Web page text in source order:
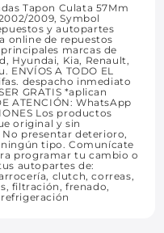
Tapon Culata 57Mm
2009, Symbol
y autopartes
online de repuestos
marcas de
Hyundai, Kia, Renault,
ENVÍOS A TODO EL
despacho inmediato
GRATIS *aplican
ATENCIÓN: WhatsApp
Los productos
original y sin
presentar deterioro,
tipo. Comunícate
programar tu cambio o
autopartes de:
clutch, correas,
filtración, frenado,